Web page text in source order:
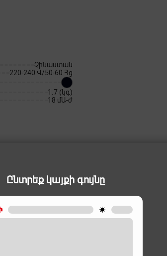
Ընտրեք կայքի գույնը
Չինաստան
220-240 Վ/50-60 Հց
1.7 (կգ)
18 մԱ-ժ